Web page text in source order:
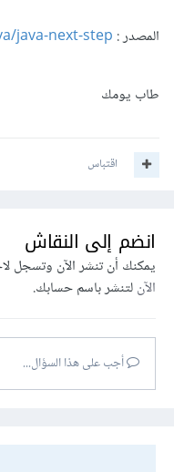
المصدر : java-next-step/
طاب يومك
اقتباس
انضم إلى النقاش
يمكنك أن تنشر الآن وتسجل
الآنلتنشر باسم حسابك.
أجب على هذا السؤال...